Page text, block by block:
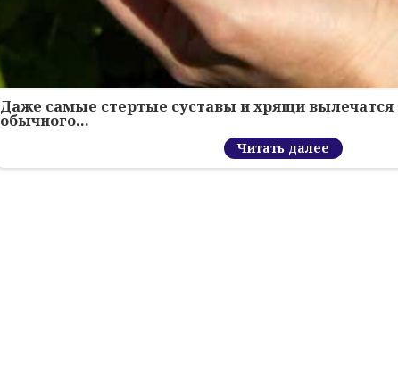
Даже самые стертые суставы и хрящи
обычного…
Читать далее